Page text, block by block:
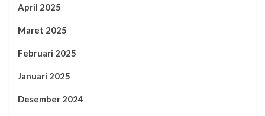
April 2025
Maret 2025
Februari 2025
Januari 2025
Desember 2024